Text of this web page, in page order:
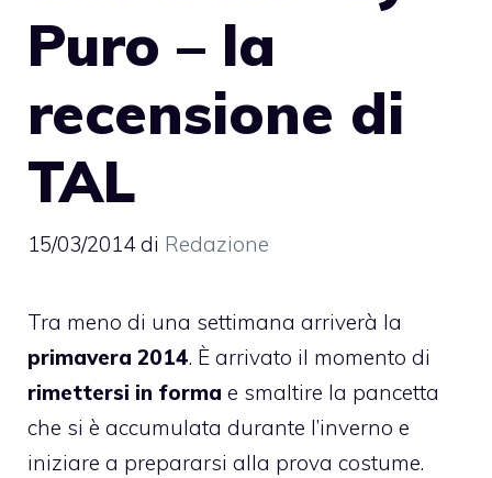
Puro – la
recensione di
TAL
15/03/2014 di Redazione
Tra meno di una settimana arriverà la
primavera 2014. È arrivato il momento di
rimettersi in forma e smaltire la pancetta
che si è accumulata durante l’inverno e
iniziare a prepararsi alla prova costume.